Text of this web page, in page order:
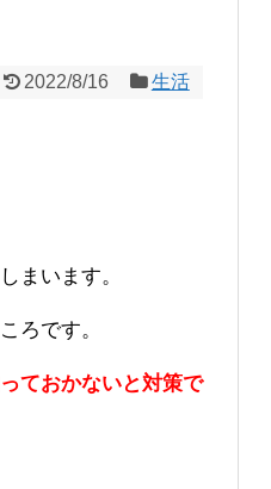
2022/8/16 生活
まいます。
ろです。
ておかないと対策で